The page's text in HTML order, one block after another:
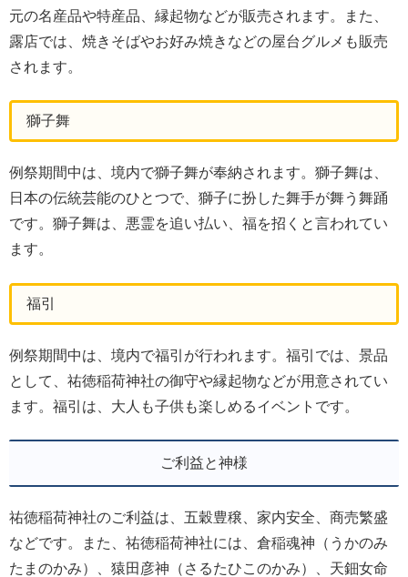
元の名産品や特産品、縁起物などが販売されます。また、
露店では、焼きそばやお好み焼きなどの屋台グルメも販売
されます。
獅子舞
例祭期間中は、境内で獅子舞が奉納されます。獅子舞は、
日本の伝統芸能のひとつで、獅子に扮した舞手が舞う舞踊
です。獅子舞は、悪霊を追い払い、福を招くと言われてい
ます。
福引
例祭期間中は、境内で福引が行われます。福引では、景品
として、祐徳稲荷神社の御守や縁起物などが用意されてい
ます。福引は、大人も子供も楽しめるイベントです。
ご利益と神様
祐徳稲荷神社のご利益は、五穀豊穣、家内安全、商売繁盛
などです。また、祐徳稲荷神社には、倉稲魂神（うかのみ
たまのかみ）、猿田彦神（さるたひこのかみ）、天鈿女命